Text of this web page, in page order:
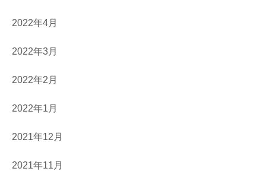
2022年4月
2022年3月
2022年2月
2022年1月
2021年12月
2021年11月